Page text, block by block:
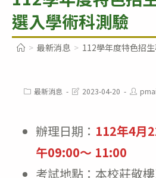
選入學術科測驗
> 最新消息 > 112學年度特色招
Post最新消息
Post2023-04-20
Post
author:
辦理日期： 112年4月
午09:00～ 11:00
考試地點：本校莊敬